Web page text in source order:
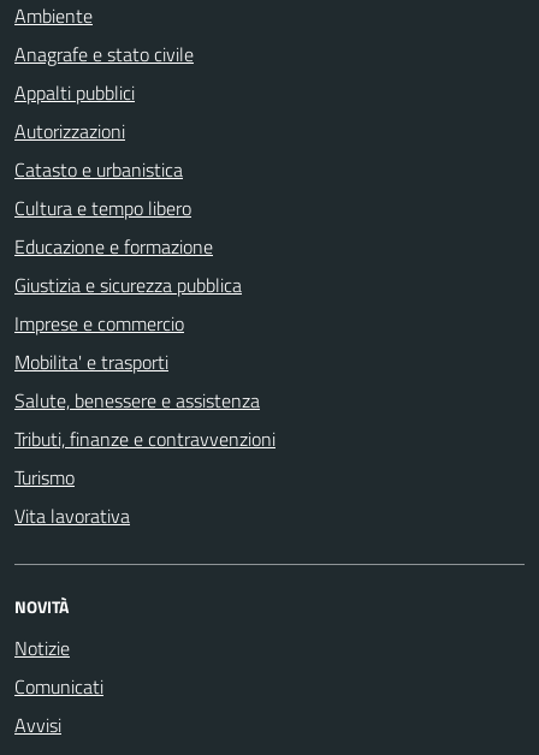
Ambiente
Anagrafe e stato civile
Appalti pubblici
Autorizzazioni
Catasto e urbanistica
Cultura e tempo libero
Educazione e formazione
Giustizia e sicurezza pubblica
Imprese e commercio
Mobilita' e trasporti
Salute, benessere e assistenza
Tributi, finanze e contravvenzioni
Turismo
Vita lavorativa
NOVITÀ
Notizie
Comunicati
Avvisi